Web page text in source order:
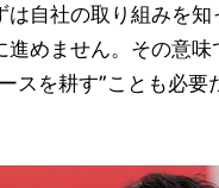
は自社の取り組みを
進めません。その意
スを耕す”ことも必要